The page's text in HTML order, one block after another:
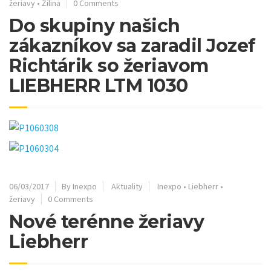
žeriavy • Žilina 0 Comments
Do skupiny našich
zákazníkov sa zaradil Jozef
Richtárik so žeriavom
LIEBHERR LTM 1030
06/03/2017 By Inexpo Aktuality Inexpo • Liebherr •
žeriavy
0 Comments
Nové terénne žeriavy
Liebherr